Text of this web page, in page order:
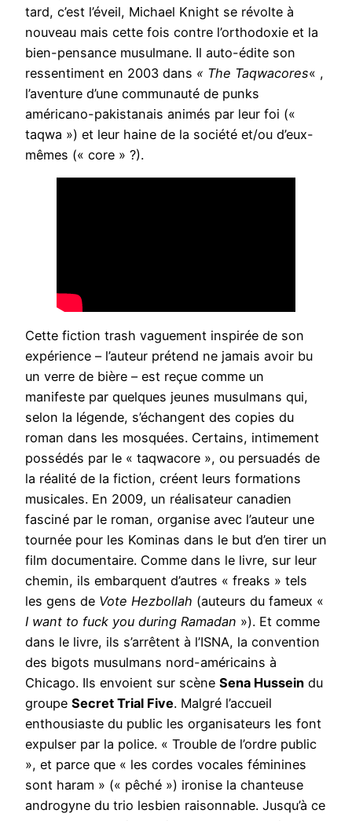
tard, c’est l’éveil, Michael Knight se révolte à
nouveau mais cette fois contre l’orthodoxie et la
bien-pensance musulmane. Il auto-édite son
ressentiment en 2003 dans « The Taqwacores« ,
l’aventure d’une communauté de punks
américano-pakistanais animés par leur foi («
taqwa ») et leur haine de la société et/ou d’eux-
mêmes (« core » ?).
Cette fiction trash vaguement inspirée de son
expérience – l’auteur prétend ne jamais avoir bu
un verre de bière – est reçue comme un
manifeste par quelques jeunes musulmans qui,
selon la légende, s’échangent des copies du
roman dans les mosquées. Certains, intimement
possédés par le « taqwacore », ou persuadés de
la réalité de la fiction, créent leurs formations
musicales. En 2009, un réalisateur canadien
fasciné par le roman, organise avec l’auteur une
tournée pour les Kominas dans le but d’en tirer un
film documentaire. Comme dans le livre, sur leur
chemin, ils embarquent d’autres « freaks » tels
les gens de Vote Hezbollah (auteurs du fameux «
I want to fuck you during Ramadan »). Et comme
dans le livre, ils s’arrêtent à l’ISNA, la convention
des bigots musulmans nord-américains à
Chicago. Ils envoient sur scène Sena Hussein du
groupe Secret Trial Five. Malgré l’accueil
enthousiaste du public les organisateurs les font
expulser par la police. « Trouble de l’ordre public
», et parce que « les cordes vocales féminines
sont haram » (« pêché ») ironise la chanteuse
androgyne du trio lesbien raisonnable. Jusqu’à ce